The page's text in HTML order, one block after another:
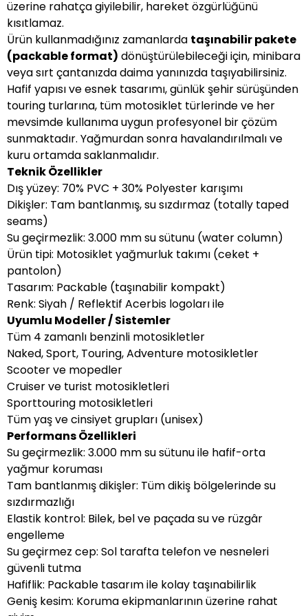
üzerine rahatça giyilebilir, hareket özgürlüğünü
kısıtlamaz.
Ürün kullanmadığınız zamanlarda taşınabilir pakete
(packable format) dönüştürülebileceği için, minibara
veya sırt çantanızda daima yanınızda taşıyabilirsiniz.
Hafif yapısı ve esnek tasarımı, günlük şehir sürüşünden
touring turlarına, tüm motosiklet türlerinde ve her
mevsimde kullanıma uygun profesyonel bir çözüm
sunmaktadır. Yağmurdan sonra havalandırılmalı ve
kuru ortamda saklanmalıdır.
Teknik Özellikler
Dış yüzey: 70% PVC + 30% Polyester karışımı
Dikişler: Tam bantlanmış, su sızdırmaz (totally taped
seams)
Su geçirmezlik: 3.000 mm su sütunu (water column)
Ürün tipi: Motosiklet yağmurluk takımı (ceket +
pantolon)
Tasarım: Packable (taşınabilir kompakt)
Renk: Siyah / Reflektif Acerbis logoları ile
Uyumlu Modeller / Sistemler
Tüm 4 zamanlı benzinli motosikletler
Naked, Sport, Touring, Adventure motosikletler
Scooter ve mopedler
Cruiser ve turist motosikletleri
Sporttouring motosikletleri
Tüm yaş ve cinsiyet grupları (unisex)
Performans Özellikleri
Su geçirmezlik: 3.000 mm su sütunu ile hafif-orta
yağmur koruması
Tam bantlanmış dikişler: Tüm dikiş bölgelerinde su
sızdırmazlığı
Elastik kontrol: Bilek, bel ve paçada su ve rüzgâr
engelleme
Su geçirmez cep: Sol tarafta telefon ve nesneleri
güvenli tutma
Hafiflik: Packable tasarım ile kolay taşınabilirlik
Geniş kesim: Koruma ekipmanlarının üzerine rahat